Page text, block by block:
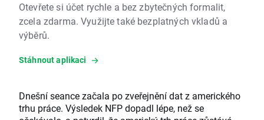
Otevřete si účet rychle a bez zbytečných formalit,
zcela zdarma. Využijte také bezplatných vkladů a
výběrů.
Stáhnout aplikaci
Dnešní seance začala po zveřejnění dat z amerického
trhu práce. Výsledek NFP dopadl lépe, než se